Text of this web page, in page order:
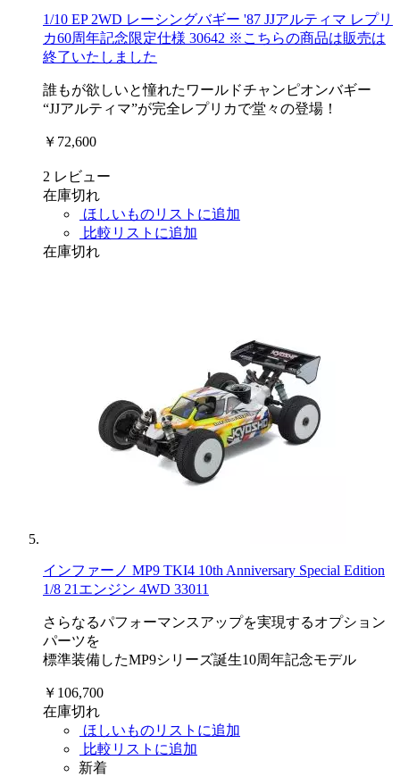
1/10 EP 2WD レーシングバギー '87 JJアルティマ レプリ
カ60周年記念限定仕様 30642 ※こちらの商品は販売は
終了いたしました
誰もが欲しいと憧れたワールドチャンピオンバギー
“JJアルティマ”が完全レプリカで堂々の登場！
￥72,600
2 レビュー
在庫切れ
ほしいものリストに追加
比較リストに追加
在庫切れ
インファーノ MP9 TKI4 10th Anniversary Special Edition
1/8 21エンジン 4WD 33011
さらなるパフォーマンスアップを実現するオプション
パーツを
標準装備したMP9シリーズ誕生10周年記念モデル
￥106,700
在庫切れ
ほしいものリストに追加
比較リストに追加
新着